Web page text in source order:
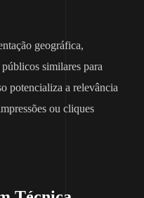
geográfica,
similares para
potencializa a relevância
ou cliques